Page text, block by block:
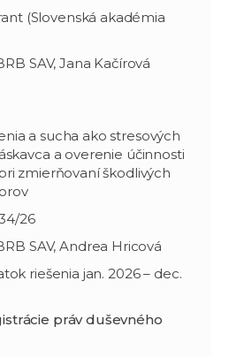
(Slovenská akadémia
SAV, Jana Kačírová
a sucha ako stresových
a overenie účinnosti
zmierňovaní škodlivých
26
SAV, Andrea Hricová
riešenia jan. 2026 – dec.
práv duševného